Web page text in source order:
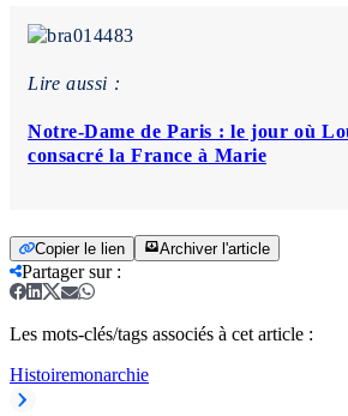
Lire aussi :
Notre-Dame de Paris : le jour où
consacré la France à Marie
Copier le lien Archiver l'article
Partager sur:
Les mots-clés/tags associés à cet article :
Histoiremonarchie